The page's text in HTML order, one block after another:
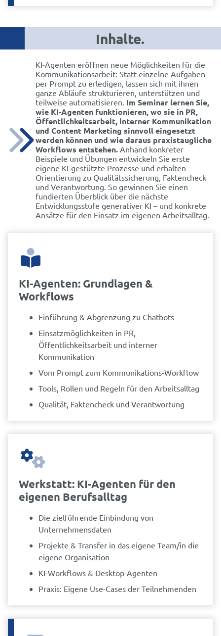
Inhalte.
KI-Agenten eröffnen neue Möglichkeiten für die
Kommunikationsarbeit: Statt einzelne Aufgaben
per Prompt zu erledigen, lassen sich mit ihnen
ganze Abläufe strukturieren, unterstützen und
teilweise automatisieren. Im Seminar lernen Sie,
wie KI-Agenten funktionieren, wo sie in PR,
Öffentlichkeitsarbeit, interner Kommunikation
und Content Marketing sinnvoll eingesetzt
werden können und wie daraus praxistaugliche
Workflows entstehen. Anhand konkreter
Beispiele und Übungen entwickeln Sie erste
eigene KI-gestützte Prozesse und erhalten
Orientierung zu Qualitätssicherung, Faktencheck
und Verantwortung. So gewinnen Sie einen
fundierten Überblick über die nächste
Entwicklungsstufe generativer KI – und konkrete
Ansätze für den Einsatz im eigenen Arbeitsalltag.
KI-Agenten: Grundlagen &
Workflows
Einführung & Abgrenzung zu Chatbots
Einsatzmöglichkeiten in PR,
Öffentlichkeitsarbeit und interner
Kommunikation
Vom Prompt zum Kommunikations-Workflow
Tools, Rollen und Regeln für den Arbeitsalltag
Qualität, Faktencheck und Verantwortung
Werkstatt: KI-Agenten für den
eigenen Berufsalltag
Die zielführende Einbindung von
Unternehmensdaten
Projekte & Transfer in das eigene Team/in die
eigene Organisation
KI-Workflows & Desktop-Agenten
Praxis: Eigene Use-Cases der Teilnehmenden